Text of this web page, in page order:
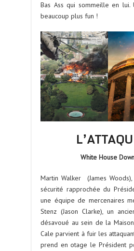
Bas Ass qui sommeille en lui.
beaucoup plus fun !
White House
Martin Walker (James
sécurité rapprochée du
une équipe de mercenaires
Stenz (Jason Clarke), un
désavoué au sein de la
Cale parvient à fuir les
prend en otage le Président